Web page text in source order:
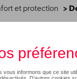
et protection >